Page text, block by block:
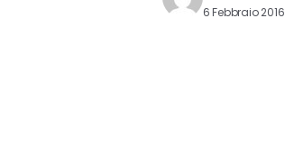
6 Febbraio 2016